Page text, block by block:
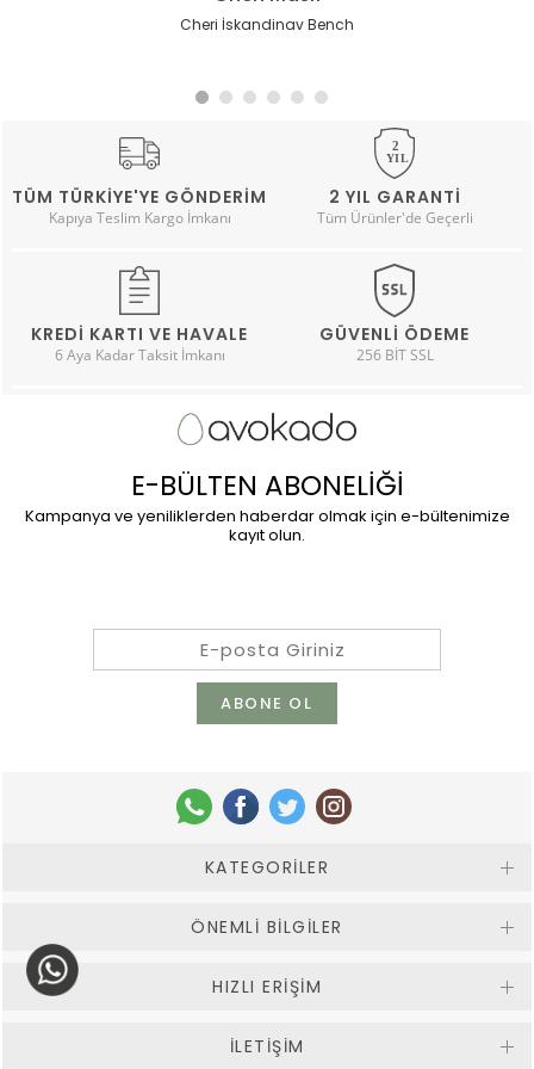
Cheri İskandinav Bench
Palace Bench ( Gürgen İskelet )
Arvo Bench Krem-Lacivert
Arvo Bench Meşe-Taş
Arvo Bench Meşe-Lacivert
Arvo Teklli Tabure Meşe-Lacivert
TÜM TÜRKIYE'YE GÖNDERIM
Kapıya Teslim Kargo İmkanı
2 YIL GARANTI
Tüm Ürünler'de Geçerli
KREDI KARTI VE HAVALE
6 Aya Kadar Taksit İmkanı
GÜVENLI ÖDEME
256 BİT SSL
E-BÜLTEN ABONELİĞİ
Kampanya ve yeniliklerden haberdar olmak için e-bültenimize
kayıt olun.
KATEGORILER
ÖNEMLI BILGILER
HIZLI ERIŞIM
İLETİŞİM